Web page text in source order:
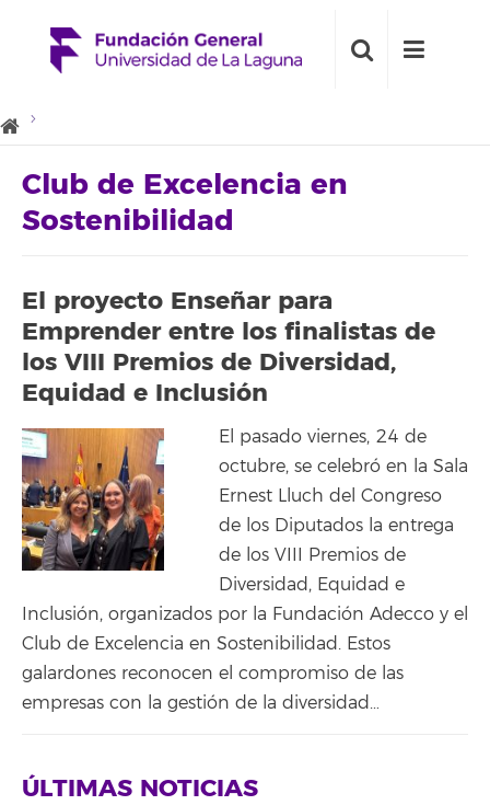
Club de Excelencia en
Sostenibilidad
El proyecto Enseñar para
Emprender entre los finalistas de
los VIII Premios de Diversidad,
Equidad e Inclusión
El pasado viernes, 24 de
octubre, se celebró en la Sala
Ernest Lluch del Congreso
de los Diputados la entrega
de los VIII Premios de
Diversidad, Equidad e
Inclusión, organizados por la Fundación Adecco y el
Club de Excelencia en Sostenibilidad. Estos
galardones reconocen el compromiso de las
empresas con la gestión de la diversidad…
ÚLTIMAS NOTICIAS